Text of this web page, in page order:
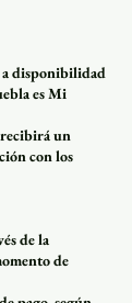
a disponibilidad
es Mi
recibirá un
con los
de la
de